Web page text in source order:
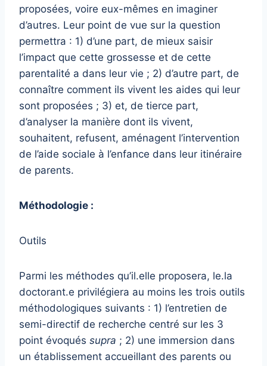
proposées, voire eux-mêmes en imaginer
d’autres. Leur point de vue sur la question
permettra : 1) d’une part, de mieux saisir
l’impact que cette grossesse et de cette
parentalité a dans leur vie ; 2) d’autre part, de
connaître comment ils vivent les aides qui leur
sont proposées ; 3) et, de tierce part,
d’analyser la manière dont ils vivent,
souhaitent, refusent, aménagent l’intervention
de l’aide sociale à l’enfance dans leur itinéraire
de parents.
Méthodologie :
Outils
Parmi les méthodes qu’il.elle proposera, le.la
doctorant.e privilégiera au moins les trois outils
méthodologiques suivants : 1) l’entretien de
semi-directif de recherche centré sur les 3
point évoqués supra ; 2) une immersion dans
un établissement accueillant des parents ou